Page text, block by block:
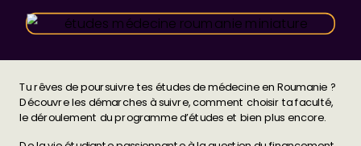
Tu rêves de poursuivre tes études de médecine en Roumanie ?
Découvre les démarches à suivre, comment choisir ta faculté,
le déroulement du programme d’études et bien plus encore.